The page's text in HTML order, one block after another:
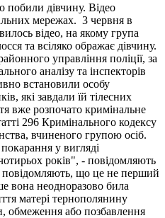
побили дівчину. Відео
мережах. 3 червня в
відео, на якому група
та всіляко ображає дівчину.
управління поліції, за
аналізу та інспекторів
встановили особу
які завдали їй тілесних
вже розпочато кримінальне
296 Кримінального кодексу
вчиненого групою осіб.
покарання у вигляді
років", - повідомляють
що це не перший
вона неодноразово била
матері тернополянину
обмеження або позбавлення